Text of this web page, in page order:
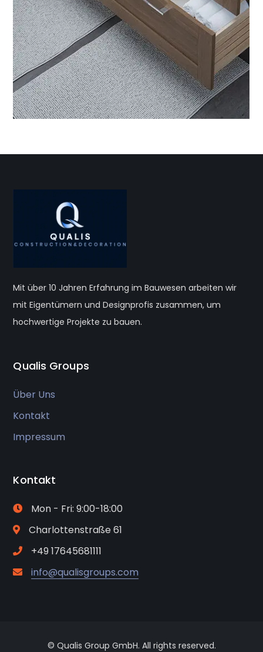
Mit über 10 Jahren Erfahrung im Bauwesen arbeiten wir
mit Eigentümern und Designprofis zusammen, um
hochwertige Projekte zu bauen.
Qualis Groups
Über Uns
Kontakt
Impressum
Kontakt
Mon - Fri: 9:00-18:00
Charlottenstraße 61
+49 17645681111
info@qualisgroups.com
© Qualis Group GmbH. All rights reserved.